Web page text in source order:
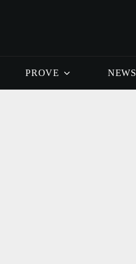
PROVE NEWS